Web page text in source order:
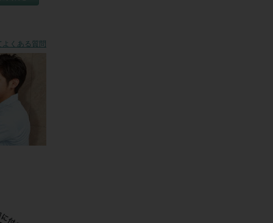
らのご指
ら受け取
ものと
合
諾書に
携店の
くある質問